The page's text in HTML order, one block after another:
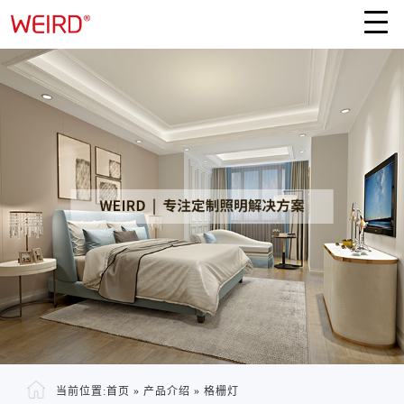
当前位置:首页 » 产品介绍 » 格栅灯